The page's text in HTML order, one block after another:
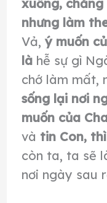
xuống,
nhưng làm
Vả, ý muốn
làhễ sự gì
chớ làm mất,
sống lại nơi
muốn của
và tin Con,
còn ta, ta sẽ
nơi ngày sau